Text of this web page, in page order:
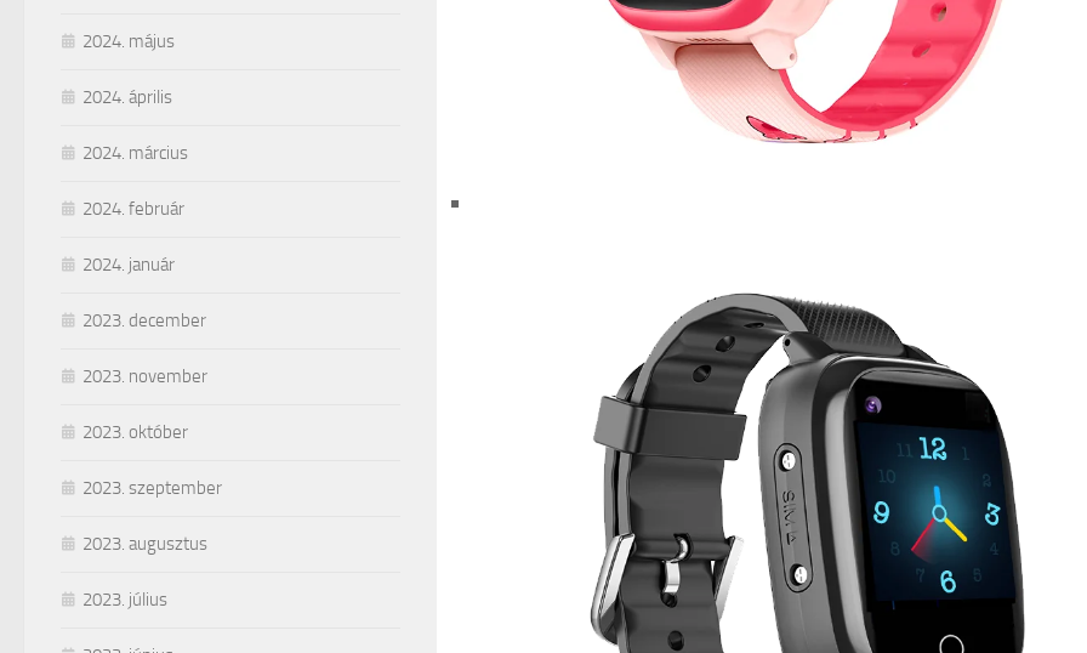
2024. május
2024. április
2024. március
2024. február
2024. január
2023. december
2023. november
2023. október
2023. szeptember
2023. augusztus
2023. július